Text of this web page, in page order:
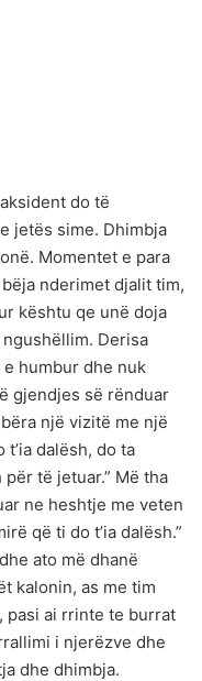
do të
jetës sime. Dhimbja
Momentet e para
nderimet djalit tim,
kështu qe unë doja
Derisa
humbur dhe nuk
gjendjes së rënduar
një vizitë me një
dalësh, do ta
të jetuar.” Më tha
ne heshtje me veten
që ti do t’ia dalësh.”
ato më dhanë
kalonin, as me tim
pasi ai rrinte te burrat
i njerëzve dhe
dhe dhimbja.